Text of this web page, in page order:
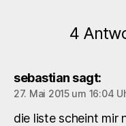
4
sebastian sagt:
27. Mai 2015 um 16:04
die liste scheint mir